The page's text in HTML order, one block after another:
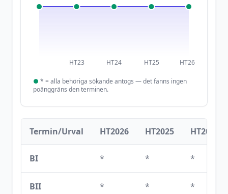
HT23 HT24 HT25 HT26
● * = alla behöriga sökande antogs — det fanns ingen
poänggräns den terminen.
Termin/Urval HT2026 HT2025 HT2024
BI * * *
BII * * *